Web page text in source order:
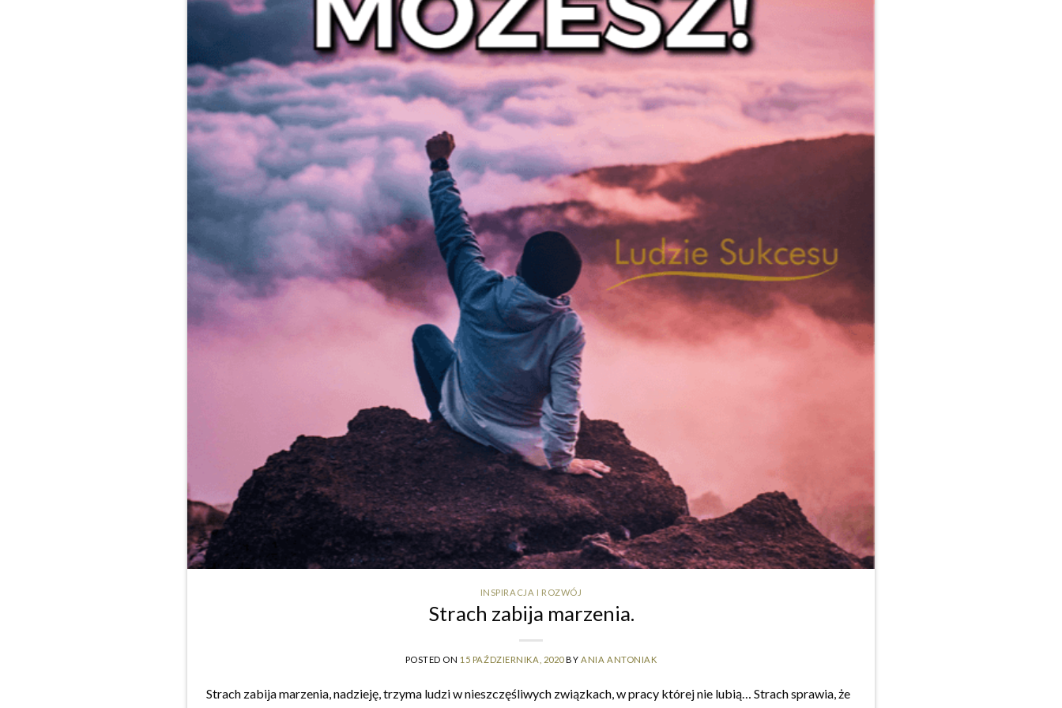
INSPIRACJA I ROZWÓJ
Strach zabija marzenia.
POSTED ON 15 PAŹDZIERNIKA, 2020BYANIA ANTONIAK
Strach zabija marzenia, nadzieję, trzyma ludzi w nieszczęśliwych związkach, w pracy której nie lubią… Strach sprawia, że